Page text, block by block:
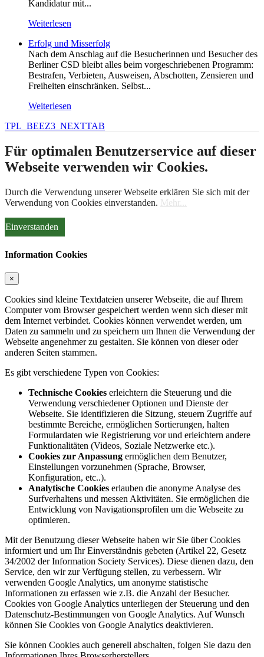
Kandidatur mit...
Weiterlesen
Erfolg und Misserfolg
Nach dem Anschlag auf die Besucherinnen und Besucher des
Berliner CSD bleibt alles beim vorgeschriebenen Programm:
Bestrafen, Verbieten, Ausweisen, Abschotten, Zensieren und
Freiheiten einschränken. Selbst...
Weiterlesen
TPL_BEEZ3_NEXTTAB
Für optimalen Benutzerservice auf dieser
Webseite verwenden wir Cookies.
Durch die Verwendung unserer Webseite erklären Sie sich mit der
Verwendung von Cookies einverstanden. Mehr...
Einverstanden
Information Cookies
×
Cookies sind kleine Textdateien unserer Webseite, die auf Ihrem
Computer vom Browser gespeichert werden wenn sich dieser mit
dem Internet verbindet. Cookies können verwendet werden, um
Daten zu sammeln und zu speichern um Ihnen die Verwendung der
Webseite angenehmer zu gestalten. Sie können von dieser oder
anderen Seiten stammen.
Es gibt verschiedene Typen von Cookies:
Technische Cookies erleichtern die Steuerung und die
Verwendung verschiedener Optionen und Dienste der
Webseite. Sie identifizieren die Sitzung, steuern Zugriffe auf
bestimmte Bereiche, ermöglichen Sortierungen, halten
Formulardaten wie Registrierung vor und erleichtern andere
Funktionalitäten (Videos, Soziale Netzwerke etc.).
Cookies zur Anpassung ermöglichen dem Benutzer,
Einstellungen vorzunehmen (Sprache, Browser,
Konfiguration, etc..).
Analytische Cookies erlauben die anonyme Analyse des
Surfverhaltens und messen Aktivitäten. Sie ermöglichen die
Entwicklung von Navigationsprofilen um die Webseite zu
optimieren.
Mit der Benutzung dieser Webseite haben wir Sie über Cookies
informiert und um Ihr Einverständnis gebeten (Artikel 22, Gesetz
34/2002 der Information Society Services). Diese dienen dazu, den
Service, den wir zur Verfügung stellen, zu verbessern. Wir
verwenden Google Analytics, um anonyme statistische
Informationen zu erfassen wie z.B. die Anzahl der Besucher.
Cookies von Google Analytics unterliegen der Steuerung und den
Datenschutz-Bestimmungen von Google Analytics. Auf Wunsch
können Sie Cookies von Google Analytics deaktivieren.
Sie können Cookies auch generell abschalten, folgen Sie dazu den